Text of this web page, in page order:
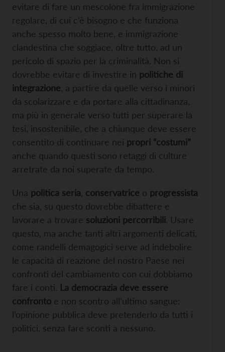
evitare di fare un mescolone fra immigrazione
regolare, di cui c’è bisogno e che funziona
anche spesso molto bene, e immigrazione
clandestina che soggiace, oltre tutto, ad un
pericolo di spazio per la criminalità. Non si
dovrebbe evitare di investire in politiche di
integrazione , a partire da quelle verso i minori
da scolarizzare e da portare alla cittadinanza,
ma più in generale verso tutti per superare la
tesi, insostenibile, che a chiunque deve essere
consentito di continuare nei propri “costumi”
anche quando questi sono retaggi di culture
arretrate da noi superate da tempo.
Una politica seria conservatrice o progressista
che sia, su questo dovrebbe dibattere e
lavorare a trovare soluzioni percorribili. Usare
questo, ma anche tanti altri argomenti delicati,
come randelli demagogici serve ad indebolire
le capacità di reazione del nostro Paese nei
confronti del cambiamento con cui dobbiamo
fare i conti. La democrazia deve essere
confronto e non scontro all’ultimo sangue:
l’opinione pubblica deve pretenderlo da tutti i
politici, senza fare sconti a nessuno.